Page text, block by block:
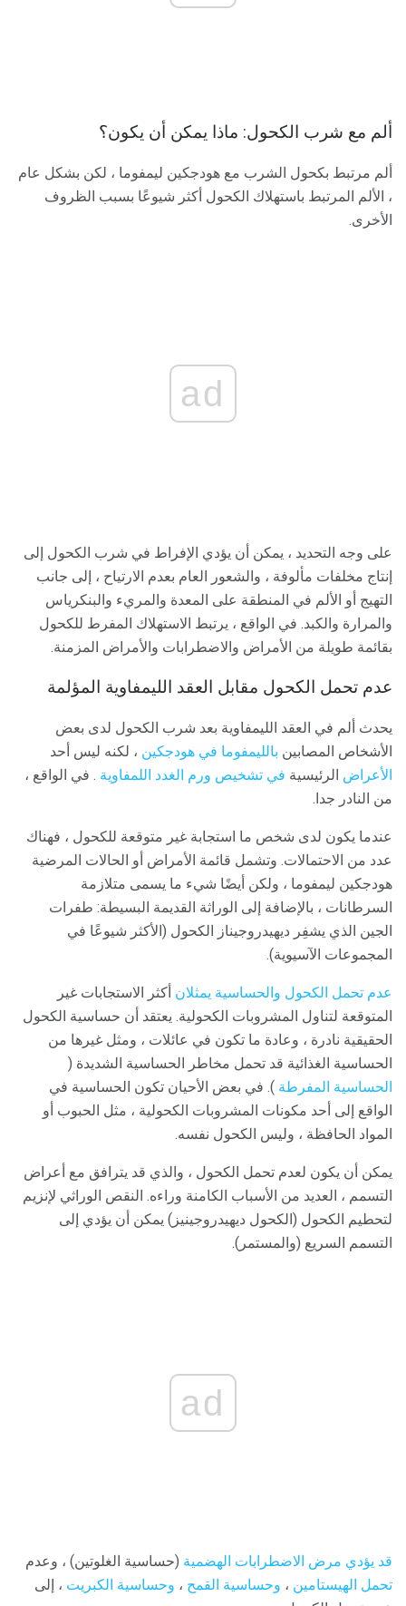
ألم مع شرب الكحول: ماذا يمكن أن يكون؟
ألم مرتبط بكحول الشرب مع هودجكين ليمفوما ، لكن بشكل عام
، الألم المرتبط باستهلاك الكحول أكثر شيوعًا بسبب الظروف
الأخرى.
ad
على وجه التحديد ، يمكن أن يؤدي الإفراط في شرب الكحول إلى
إنتاج مخلفات مألوفة ، والشعور العام بعدم الارتياح ، إلى جانب
التهيج أو الألم في المنطقة على المعدة والمريء والبنكرياس
والمرارة والكبد. في الواقع ، يرتبط الاستهلاك المفرط للكحول
بقائمة طويلة من الأمراض والاضطرابات والأمراض المزمنة.
عدم تحمل الكحول مقابل العقد الليمفاوية المؤلمة
يحدث ألم في العقد الليمفاوية بعد شرب الكحول لدى بعض
الأشخاص المصابين بالليمفوما في هودجكين ، لكنه ليس أحد
الأعراض الرئيسية في تشخيص ورم الغدد اللمفاوية . في الواقع ،
من النادر جدا.
عندما يكون لدى شخص ما استجابة غير متوقعة للكحول ، فهناك
عدد من الاحتمالات. وتشمل قائمة الأمراض أو الحالات المرضية
هودجكين ليمفوما ، ولكن أيضًا شيء ما يسمى متلازمة
السرطانات ، بالإضافة إلى الوراثة القديمة البسيطة: طفرات
الجين الذي يشفِر ديهيدروجيناز الكحول (الأكثر شيوعًا في
المجموعات الآسيوية).
عدم تحمل الكحول والحساسية يمثلان أكثر الاستجابات غير
المتوقعة لتناول المشروبات الكحولية. يعتقد أن حساسية الكحول
الحقيقية نادرة ، وعادة ما تكون في عائلات ، ومثل غيرها من
الحساسية الغذائية قد تحمل مخاطر الحساسية الشديدة (
الحساسية المفرطة ). في بعض الأحيان تكون الحساسية في
الواقع إلى أحد مكونات المشروبات الكحولية ، مثل الحبوب أو
المواد الحافظة ، وليس الكحول نفسه.
يمكن أن يكون لعدم تحمل الكحول ، والذي قد يترافق مع أعراض
التسمم ، العديد من الأسباب الكامنة وراءه. النقص الوراثي لإنزيم
لتحطيم الكحول (الكحول ديهيدروجينيز) يمكن أن يؤدي إلى
التسمم السريع (والمستمر).
ad
قد يؤدي مرض الاضطرابات الهضمية (حساسية الغلوتين) ، وعدم
تحمل الهيستامين ، وحساسية القمح ، وحساسية الكبريت ، إلى